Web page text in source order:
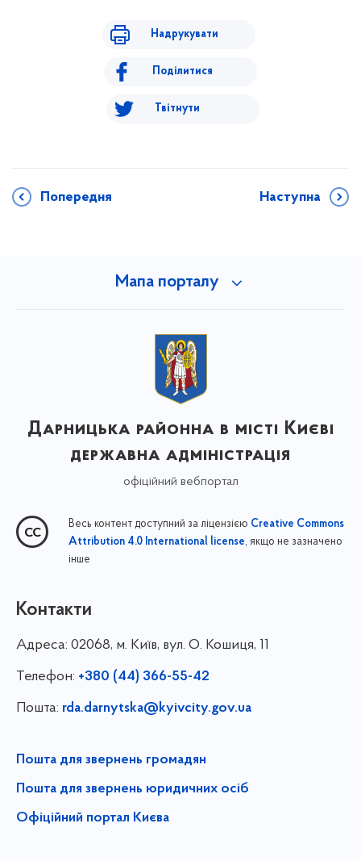
Надрукувати
Поділитися
Твітнути
Попередня Наступна
Мапа порталу
Дарницька районна в місті Києві
державна адміністрація
офіційний вебпортал
Весь контент доступний за ліцензією Creative Commons
Attribution 4.0 International license, якщо не зазначено
інше
Контакти
Адреса: 02068, м. Київ, вул. О. Кошиця, 11
Телефон: +380 (44) 366-55-42
Пошта: rda.darnytska@kyivcity.gov.ua
Пошта для звернень громадян
Пошта для звернень юридичних осіб
Офіційний портал Києва